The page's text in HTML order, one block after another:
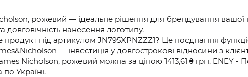
рожевий — ідеальне рішення для брендування
довговічність нанесення логотипу.
під артикулом JN795XPNZZZ1? Це поєднання
— інвестиція у довгострокові відносини з
Nicholson, рожевий можна за ціною 1413,61 ₴ грн. ENEY
Україні.